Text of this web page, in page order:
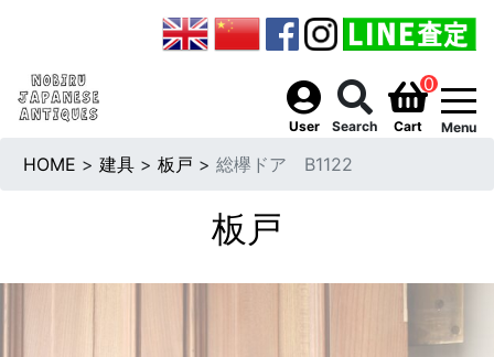
User Search
0
Cart Menu
HOME > 建具 > 板戸 > 総欅ドア B1122
板戸